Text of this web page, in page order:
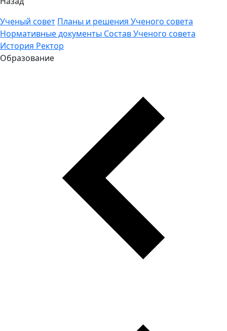
Ученый совет Планы и решения Ученого совета
Нормативные документы Состав Ученого совета
История Ректор
Образование